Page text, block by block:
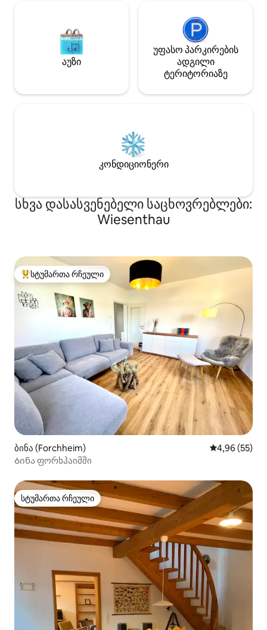
აუზი
უფასო პარკირების
ადგილი
ტერიტორიაზე
კონდიციონერი
სხვა დასასვენებელი საცხოვრებლები:
Wiesenthau
სტუმართა რჩეული მოწინავე ვარიანტი
სტუმართა რჩეული
ბინა (Forchheim) საშუალო
4,96 (55)
Ბინა ფორხჰაიმში
სტუმართა რჩეული
სტუმართა რჩეული